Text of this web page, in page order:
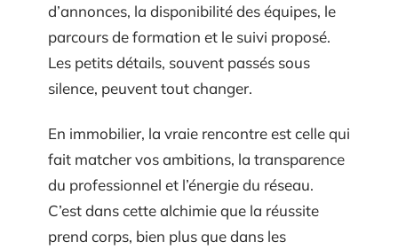
d’annonces, la disponibilité des équipes, le
parcours de formation et le suivi proposé.
Les petits détails, souvent passés sous
silence, peuvent tout changer.
En immobilier, la vraie rencontre est celle qui
fait matcher vos ambitions, la transparence
du professionnel et l’énergie du réseau.
C’est dans cette alchimie que la réussite
prend corps, bien plus que dans les